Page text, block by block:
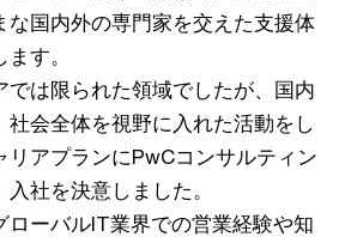
な国内外の専門家を交えた支援体
す。
では限られた領域でしたが、国内
社会全体を視野に入れた活動をし
リアプランにPwCコンサルティン
社を決意しました。
ローバルIT業界での営業経験や知